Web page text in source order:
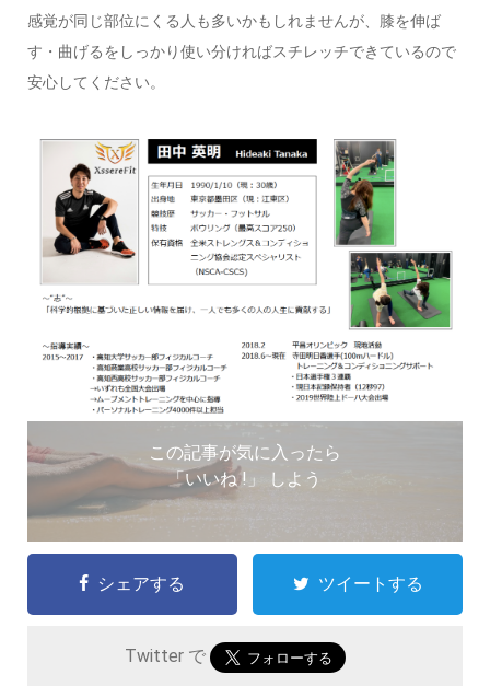
感覚が同じ部位にくる人も多いかもしれませんが、膝を伸ば
す・曲げるをしっかり使い分ければスチレッチできているので
安心してください。
この記事が気に入ったら
「いいね !」 しよう
シェアする ツイートする
Twitter で